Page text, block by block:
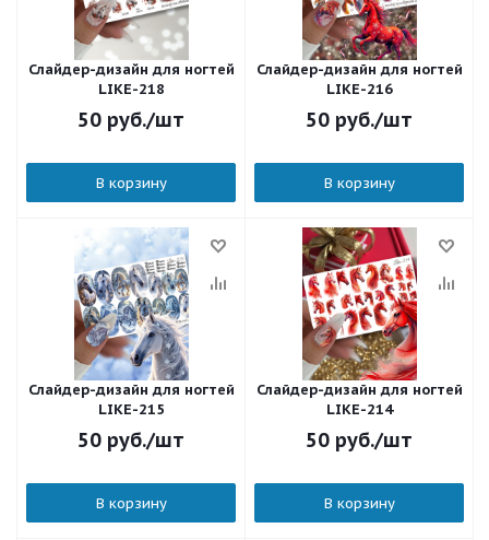
Слайдер-дизайн для ногтей
LIKE-218
50 руб./шт
В корзину
Слайдер-дизайн для ногтей
LIKE-216
50 руб./шт
В корзину
Слайдер-дизайн для ногтей
LIKE-215
50 руб./шт
В корзину
Слайдер-дизайн для ногтей
LIKE-214
50 руб./шт
В корзину